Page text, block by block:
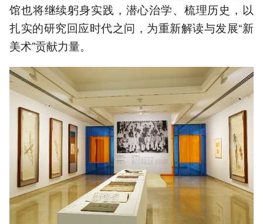
馆也将继续躬身实践，潜心治学、梳理历史，以
扎实的研究回应时代之问，为重新解读与发展“新
美术”贡献力量。